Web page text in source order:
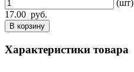
(шт)
17.00 руб.
В корзину
Характеристики товара